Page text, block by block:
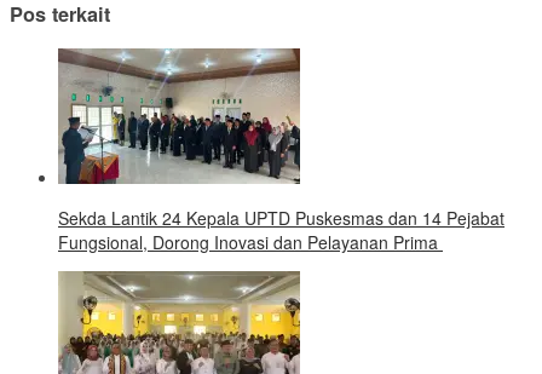
Pos terkait
‎Sekda Lantik 24 Kepala UPTD Puskesmas dan 14 Pejabat
Fungsional, Dorong Inovasi dan Pelayanan Prima ‎